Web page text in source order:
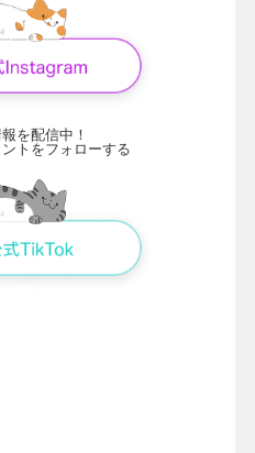
を配信中！
トをフォローする